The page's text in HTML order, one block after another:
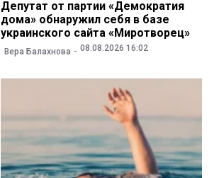
Депутат от партии «Демократия
дома» обнаружил себя в базе
украинского сайта «Миротворец»
Вера Балахнова 08.08.2026 16:02